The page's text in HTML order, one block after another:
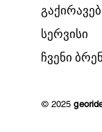
​სერვისი
​ჩვენი
© 2025